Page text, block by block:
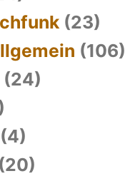
(23)
(106)
(24)
(4)
(20)